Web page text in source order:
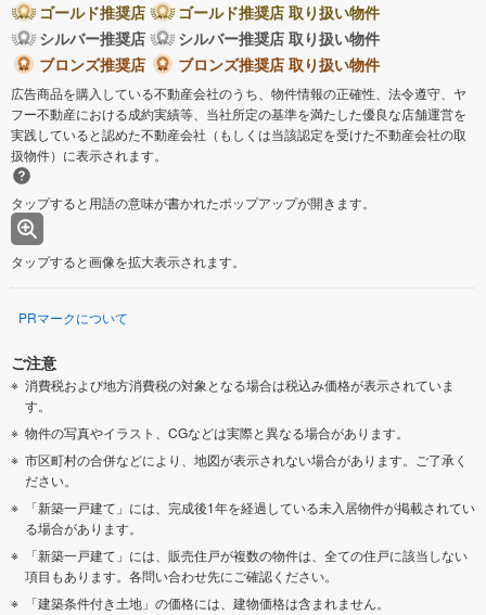
ゴールド推奨店
ゴールド推奨店 取り扱い物件
シルバー推奨店
シルバー推奨店 取り扱い物件
ブロンズ推奨店
ブロンズ推奨店 取り扱い物件
広告商品を購入している不動産会社のうち、物件情報の正確性、法令遵守、ヤ
フー不動産における成約実績等、当社所定の基準を満たした優良な店舗運営を
実践していると認めた不動産会社（もしくは当該認定を受けた不動産会社の取
扱物件）に表示されます。
タップすると用語の意味が書かれたポップアップが開きます。
タップすると画像を拡大表示されます。
PRマークについて
ご注意
消費税および地方消費税の対象となる場合は税込み価格が表示されていま
す。
物件の写真やイラスト、CGなどは実際と異なる場合があります。
市区町村の合併などにより、地図が表示されない場合があります。ご了承く
ださい。
「新築一戸建て」には、完成後1年を経過している未入居物件が掲載されてい
る場合があります。
「新築一戸建て」には、販売住戸が複数の物件は、全ての住戸に該当しない
項目もあります。各問い合わせ先にご確認ください。
「建築条件付き土地」の価格には、建物価格は含まれません。